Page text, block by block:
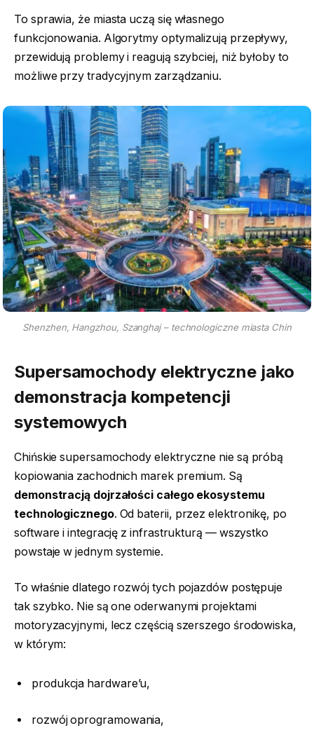
To sprawia, że miasta uczą się własnego
funkcjonowania. Algorytmy optymalizują przepływy,
przewidują problemy i reagują szybciej, niż byłoby to
możliwe przy tradycyjnym zarządzaniu.
Shenzhen, Hangzhou, Szanghaj – technologiczne miasta Chin
Supersamochody elektryczne jako
demonstracja kompetencji
systemowych
Chińskie supersamochody elektryczne nie są próbą
kopiowania zachodnich marek premium. Są
demonstracją dojrzałości całego ekosystemu
technologicznego. Od baterii, przez elektronikę, po
software i integrację z infrastrukturą — wszystko
powstaje w jednym systemie.
To właśnie dlatego rozwój tych pojazdów postępuje
tak szybko. Nie są one oderwanymi projektami
motoryzacyjnymi, lecz częścią szerszego środowiska,
w którym:
produkcja hardware’u,
rozwój oprogramowania,